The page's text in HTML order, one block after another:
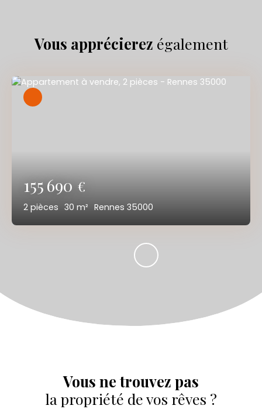
Vous apprécierez également
155 690€
2 pièces 30 m² Rennes 35000
Vous ne trouvez pas
la propriété de vos rêves ?